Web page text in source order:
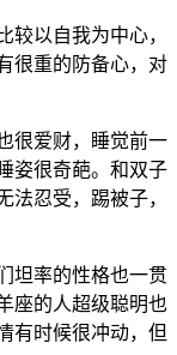
较以自我为中心，
很重的防备心，对
很爱财，睡觉前一
姿很奇葩。和双子
法忍受，踢被子，
坦率的性格也一贯
座的人超级聪明也
有时候很冲动，但